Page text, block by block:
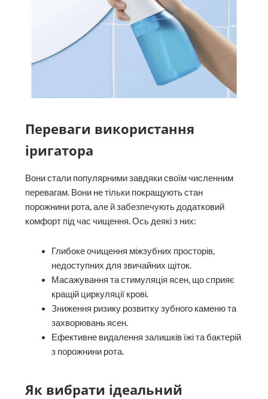
Переваги використання
іригатора
Вони стали популярними завдяки своїм численним
перевагам. Вони не тільки покращують стан
порожнини рота, але й забезпечують додатковий
комфорт під час чищення. Ось деякі з них:
Глибоке очищення міжзубних просторів,
недоступних для звичайних щіток.
Масажування та стимуляція ясен, що сприяє
кращій циркуляції крові.
Зниження ризику розвитку зубного каменю та
захворювань ясен.
Ефективне видалення залишків їжі та бактерій
з порожнини рота.
Як вибрати ідеальний